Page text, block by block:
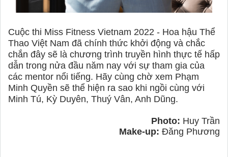
Cuộc thi Miss Fitness Vietnam 2022 - Hoa hậu Thể
Thao Việt Nam đã chính thức khởi động và chắc
chắn đây sẽ là chương trình truyền hình thực tế hấp
dẫn trong nửa đầu năm nay với sự tham gia của
các mentor nổi tiếng. Hãy cùng chờ xem Phạm
Minh Quyền sẽ thể hiện ra sao khi ngồi cùng với
Minh Tú, Kỳ Duyên, Thuý Vân, Anh Dũng.
Photo: Huy Trần
Make-up: Đăng Phương